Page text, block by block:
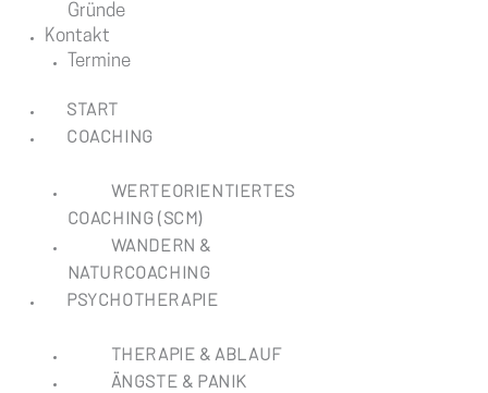
Gründe
Kontakt
Termine
START
COACHING
WERTEORIENTIERTES
COACHING (SCM)
WANDERN &
NATURCOACHING
PSYCHOTHERAPIE
THERAPIE & ABLAUF
ÄNGSTE & PANIK